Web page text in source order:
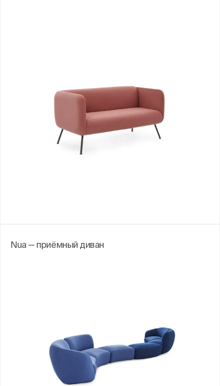
Nua — приёмный диван